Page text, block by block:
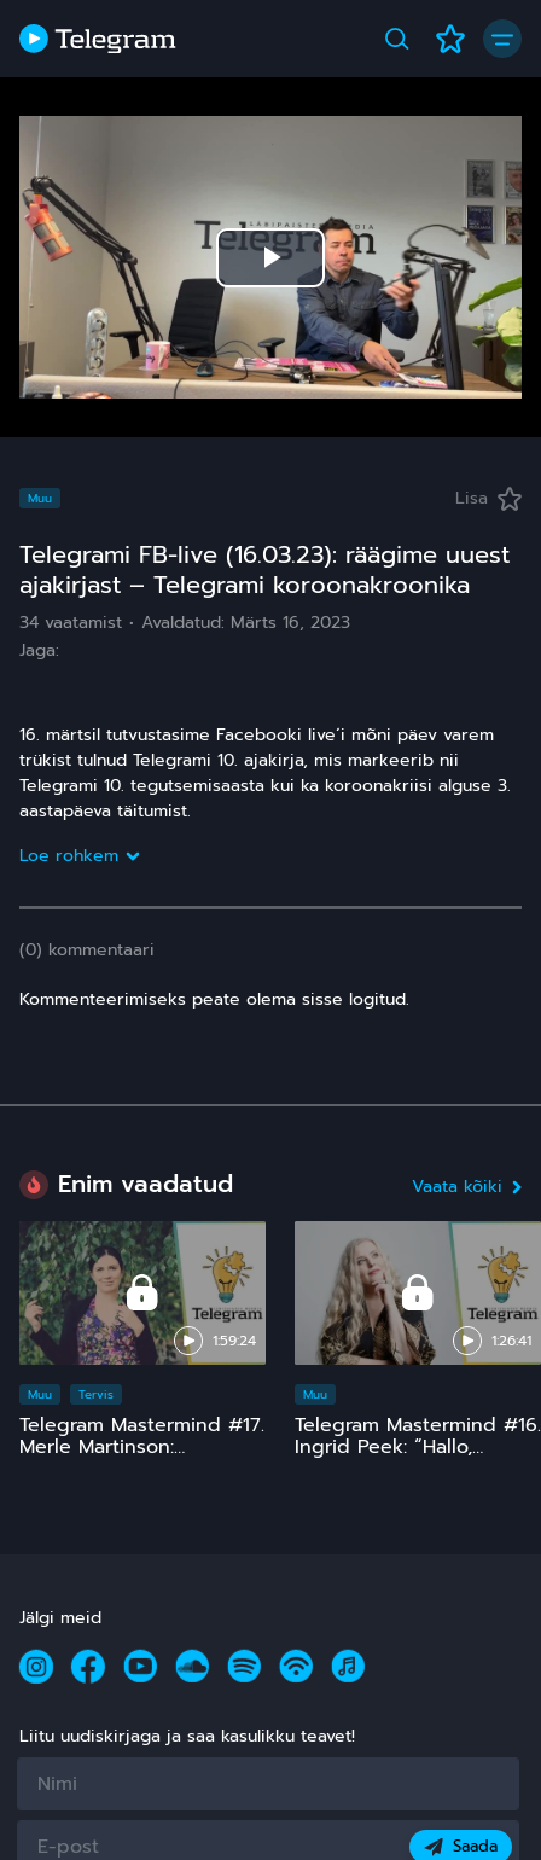
Play
Video
Muu Lisa
Telegrami FB-live (16.03.23): räägime uuest
ajakirjast – Telegrami koroonakroonika
34 vaatamist Avaldatud: Märts 16, 2023
Jaga:
16. märtsil tutvustasime Facebooki live´i mõni päev varem
trükist tulnud Telegrami 10. ajakirja, mis markeerib nii
Telegrami 10. tegutsemisaasta kui ka koroonakriisi alguse 3.
aastapäeva täitumist.
Loe rohkem
(0) kommentaari
Kommenteerimiseks peate olema sisse logitud.
Enim vaadatud Vaata kõiki
1:59:24
Muu Tervis
Telegram Mastermind #17.
Merle Martinson:
1:26:41
Muu
Telegram Mastermind #16.
Ingrid Peek: “Hallo,
Jälgi meid
Liitu uudiskirjaga ja saa kasulikku teavet!
Saada